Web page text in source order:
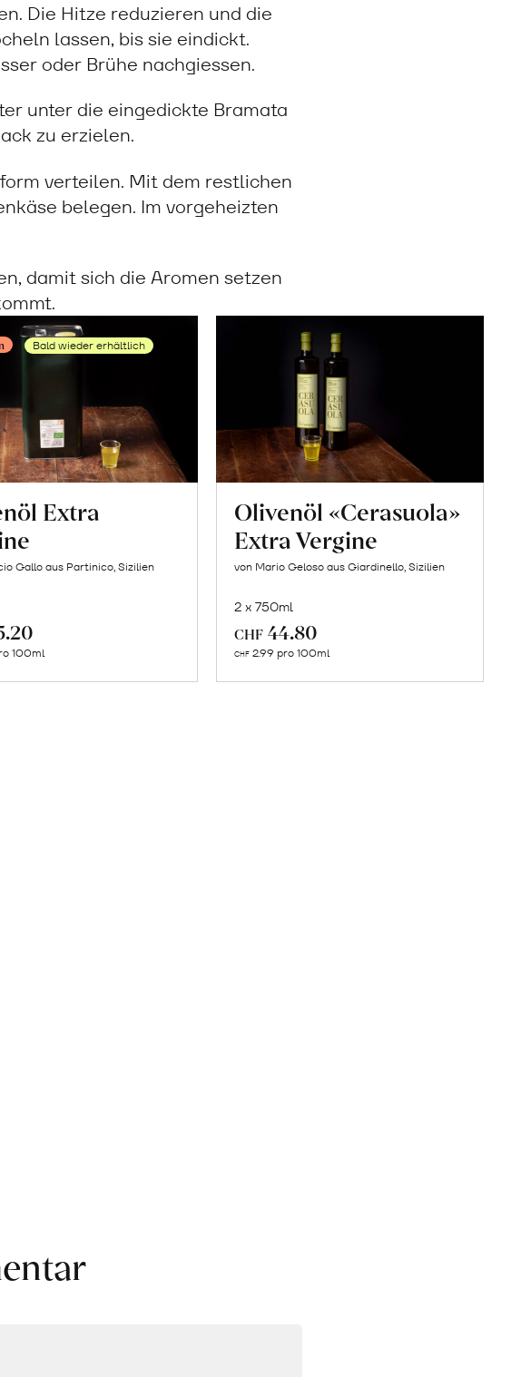
Die Hitze reduzieren und die
lassen, bis sie eindickt.
oder Brühe nachgiessen.
unter die eingedickte Bramata
zu erzielen.
verteilen. Mit dem restlichen
belegen. Im vorgeheizten
damit sich die Aromen setzen
Bald wieder erhältlich
Extra
Gallo aus Partinico, Sizilien
100ml
Olivenöl
Olivenöl «Cerasuola»
Extra Vergine
von Mario Geloso aus Giardinello, Sizilien
2 x 750ml
CHF 44.80
CHF 2.99 pro 100ml